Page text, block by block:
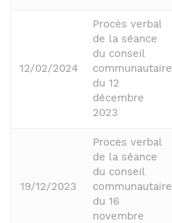
12/02/2024
Procès verbal
de la séance
du conseil
communautaire
du 12
décembre
2023
19/12/2023
Procès verbal
de la séance
du conseil
communautaire
du 16
novembre